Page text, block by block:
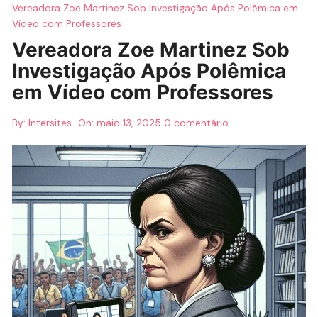
Vereadora Zoe Martinez Sob Investigação Após Polêmica em
Vídeo com Professores
Vereadora Zoe Martinez Sob
Investigação Após Polêmica
em Vídeo com Professores
By: Intersites On:maio 13, 2025 0 comentário